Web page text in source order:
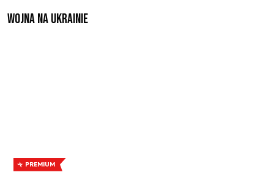
Wojna na Ukrainie
PREMIUM